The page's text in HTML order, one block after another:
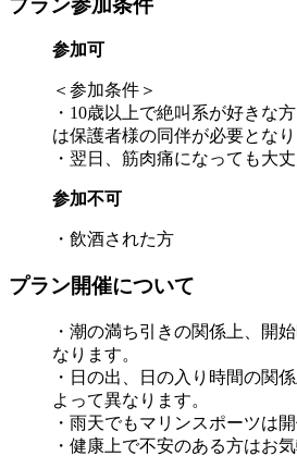
参加可
＜参加条件＞
・10歳以上で絶叫系が好きな
は保護者様の同伴が必要となり
・翌日、筋肉痛になっても大
参加不可
・飲酒された方
プラン開催について
・潮の満ち引きの関係上、開
なります。
・日の出、日の入り時間の関
よって異なります。
・雨天でもマリンスポーツは開
・健康上で不安のある方はお